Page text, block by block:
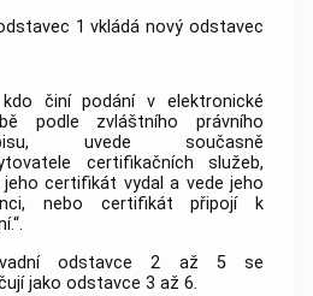
1 vkládá nový odstavec
kdo činí podání v elektronické
podle zvláštního právního
uvede současně
certifikačních služeb,
jeho certifikát vydal a vede jeho
nebo certifikát připojí k
odstavce 2 až 5 se
jako odstavce 3 až 6.